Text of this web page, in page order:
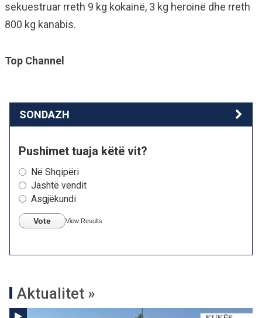
sekuestruar rreth 9 kg kokainë, 3 kg heroinë dhe rreth
800 kg kanabis.
Top Channel
SONDAZH
Pushimet tuaja këtë vit?
Në Shqipëri
Jashtë vendit
Asgjëkundi
Vote View Results
Aktualitet »